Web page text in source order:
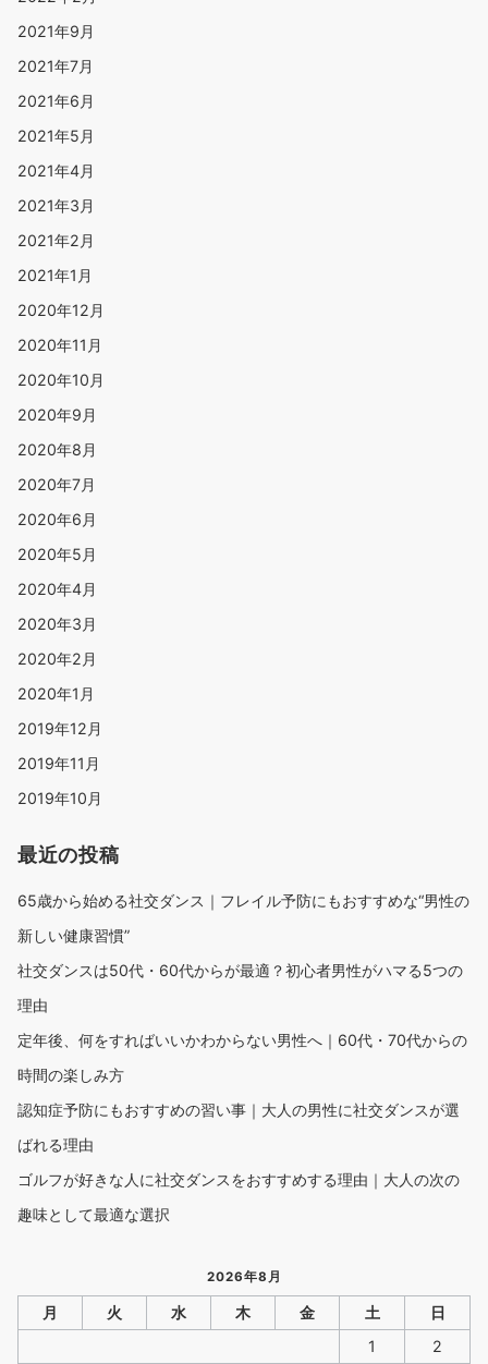
2021年9月
2021年7月
2021年6月
2021年5月
2021年4月
2021年3月
2021年2月
2021年1月
2020年12月
2020年11月
2020年10月
2020年9月
2020年8月
2020年7月
2020年6月
2020年5月
2020年4月
2020年3月
2020年2月
2020年1月
2019年12月
2019年11月
2019年10月
最近の投稿
65歳から始める社交ダンス｜フレイル予防にもおすすめな“男性の
新しい健康習慣”
社交ダンスは50代・60代からが最適？初心者男性がハマる5つの
理由
定年後、何をすればいいかわからない男性へ｜60代・70代からの
時間の楽しみ方
認知症予防にもおすすめの習い事｜大人の男性に社交ダンスが選
ばれる理由
ゴルフが好きな人に社交ダンスをおすすめする理由｜大人の次の
趣味として最適な選択
2026年8月
月 火 水 木 金 土
日
1
2